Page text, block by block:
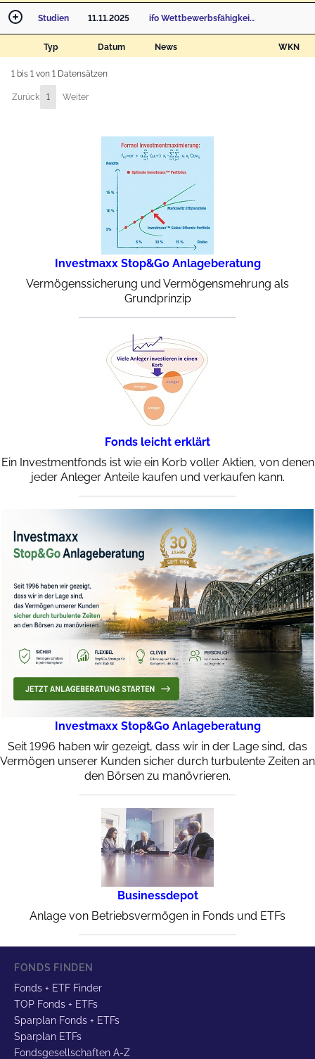
Studien 11.11.2025 ifo Wettbewerbsfähigkeit Industrie
Typ Datum News WKN
1 bis 1 von 1 Datensätzen
Zurück 1 Weiter
Investmaxx Stop&Go Anlageberatung
Vermögenssicherung und Vermögensmehrung als
Grundprinzip
Fonds leicht erklärt
Ein Investmentfonds ist wie ein Korb voller Aktien, von denen
jeder Anleger Anteile kaufen und verkaufen kann.
Investmaxx Stop&Go Anlageberatung
Seit 1996 haben wir gezeigt, dass wir in der Lage sind, das
Vermögen unserer Kunden sicher durch turbulente Zeiten an
den Börsen zu manövrieren.
Businessdepot
Anlage von Betriebsvermögen in Fonds und ETFs
FONDS FINDEN
Fonds + ETF Finder
TOP Fonds + ETFs
Sparplan Fonds + ETFs
Sparplan ETFs
Fondsgesellschaften A-Z